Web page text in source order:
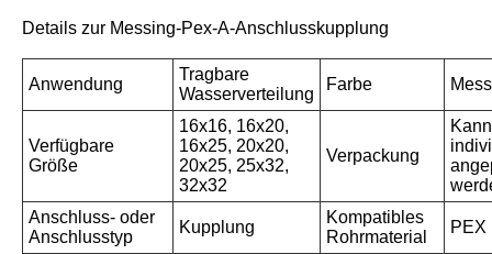
Details zur Messing-Pex-A-Anschlusskupplung
Anwendung
Tragbare
Wasserverteilung
Farbe
Verfügbare
Größe
16x16, 16x20,
16x25, 20x20,
20x25, 25x32,
32x32
Verpackung
Kann
Anschluss- oder
Anschlusstyp
Kupplung
Kompatibles
Rohrmaterial
PEX